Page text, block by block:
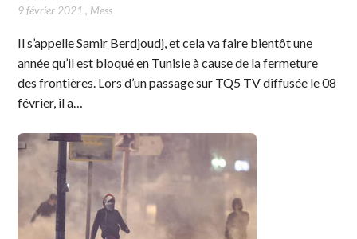
9 février 2021 , Mess
Il s’appelle Samir Berdjoudj, et cela va faire bientôt une
année qu’il est bloqué en Tunisie à cause de la fermeture
des frontières. Lors d’un passage sur TQ5 TV diffusée le 08
février, il a…